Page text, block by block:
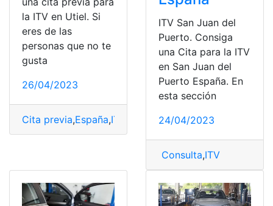
la ITV en Utiel. Si
eres de las
personas que no te
gusta
26/04/2023
Cita previa,España,ITV Obtener,Utiel
ITV San Juan del
Puerto. Consiga
una Cita para la ITV
en San Juan del
Puerto España. En
esta sección
24/04/2023
Consulta,ITV